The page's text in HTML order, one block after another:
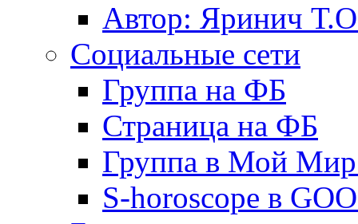
Автор: Яринич
Социальные сети
Группа на ФБ
Страница на ФБ
Группа в Мой
S-horoscope в